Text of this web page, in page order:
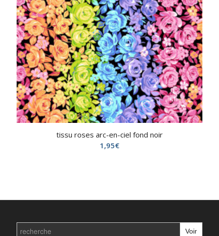
tissu roses arc-en-ciel fond noir
1,95€
Search
for: